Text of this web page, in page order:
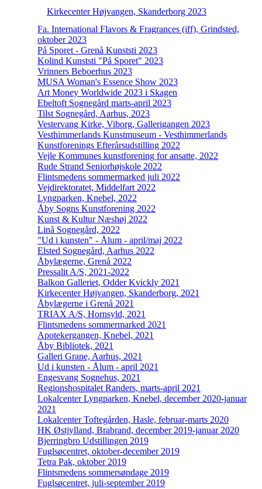
Kirkecenter Højvangen, Skanderborg 2023
Fa. International Flavors & Fragrances (iff), Grindsted,
oktober 2023
På Sporet - Grenå Kunststi 2023
Kolind Kunststi "På Sporet" 2023
Vrinners Beboerhus 2023
MUSA Woman's Essence Show 2023
Art Money Worldwide 2023 i Skagen
Ebeltoft Sognegård marts-april 2023
Tilst Sognegård, Aarhus, 2023
Vestervang Kirke, Viborg, Gallerigangen 2023
Vesthimmerlands Kunstmuseum - Vesthimmerlands
Kunstforenings Efterårsudstilling 2022
Vejle Kommunes kunstforening for ansatte, 2022
Rude Strand Seniorhøjskole 2022
Flintsmedens sommermarked juli 2022
Vejdirektoratet, Middelfart 2022
Lyngparken, Knebel, 2022
Åby Sogns Kunstforening 2022
Kunst & Kultur Næshøj 2022
Linå Sognegård, 2022
"Ud i kunsten" - Ålum - april/maj 2022
Elsted Sognegård, Aarhus 2022
Åbylægerne, Grenå 2022
Pressalit A/S, 2021-2022
Balkon Galleriet, Odder Kvickly 2021
Kirkecenter Højvangen, Skanderborg, 2021
Åbylægerne i Grenå 2021
TRIAX A/S, Hornsyld, 2021
Flintsmedens sommermarked 2021
Apotekergangen, Knebel, 2021
Åby Bibliotek, 2021
Galleri Grane, Aarhus, 2021
Ud i kunsten - Ålum - april 2021
Engesvang Sognehus, 2021
Regionshospitalet Randers, marts-april 2021
Lokalcenter Lyngparken, Knebel, december 2020-januar
2021
Lokalcenter Toftegården, Hasle, februar-marts 2020
HK Østjylland, Brabrand, december 2019-januar 2020
Bjerringbro Udstillingen 2019
Fuglsøcentret, oktober-december 2019
Tetra Pak, oktober 2019
Flintsmedens sommersøndage 2019
Fuglsøcentret, juli-september 2019